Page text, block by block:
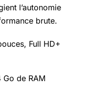
l’autonomie
brute.
Full HD+
de RAM